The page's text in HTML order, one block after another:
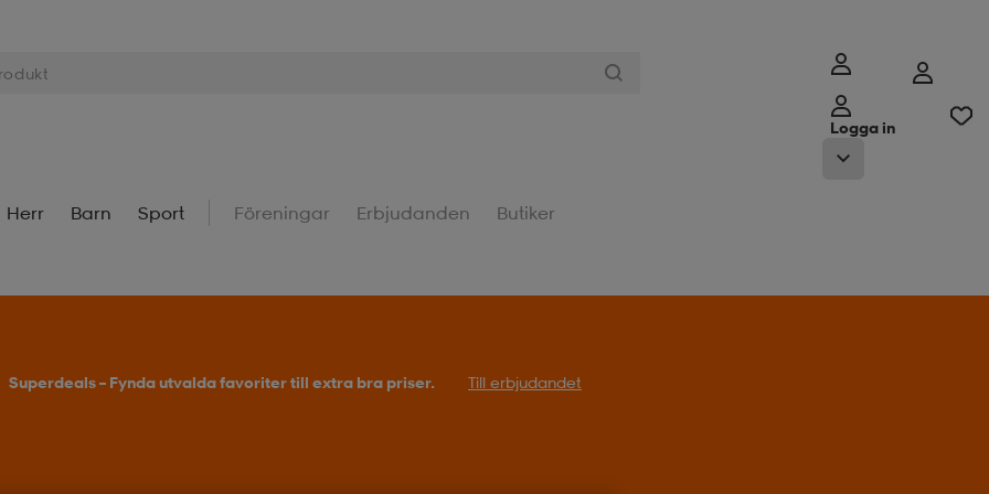
Logga in
Herr Barn Sport Föreningar Erbjudanden Butiker
Superdeals – Fynda utvalda favoriter till extra bra priser. Till erbjudandet